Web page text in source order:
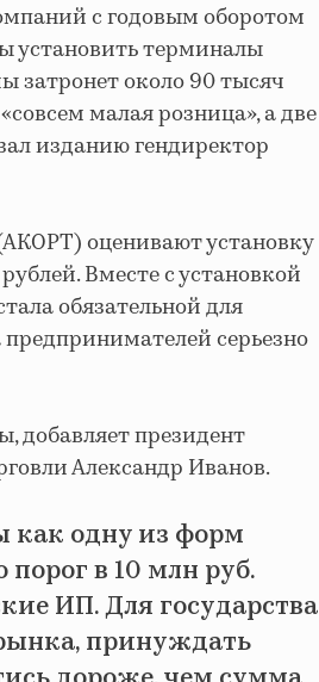
с годовым оборотом
установить терминалы
затронет около 90 тысяч
малая розница», а две
изданию гендиректор
оценивают установку
Вместе с установкой
обязательной для
предпринимателей серьезно
добавляет президент
Александр Иванов.
как одну из форм
в 10 млн руб.
ИП. Для государства
принуждать